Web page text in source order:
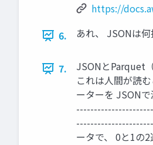
https://
6.
あれ、 JSONは
7.
JSONとParquet
これは人間が読
ーターを JSON
ータで、 0と1の